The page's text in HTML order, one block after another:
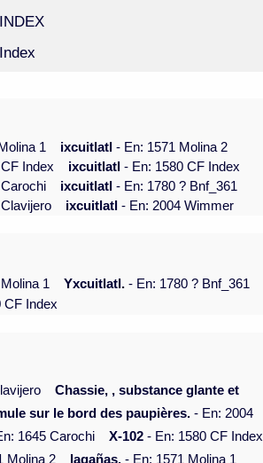
1 ixcuitlatl- En: 1571 Molina 2
Index ixcuitlatl- En: 1580 CF Index
ixcuitlatl- En: 1780 ? Bnf_361
ixcuitlatl- En: 2004 Wimmer
1 Yxcuitlatl. - En: 1780 ? Bnf_361
CF Index
Chassie, , substance glante et
sur le bord des paupières. - En: 2004
1645 Carochi X-102 - En: 1580 CF Index
Molina 2 lagañas. - En: 1571 Molina 1